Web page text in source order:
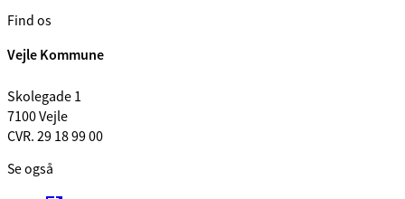
Find os
Vejle Kommune
Skolegade 1
7100 Vejle
CVR. 29 18 99 00
Se også